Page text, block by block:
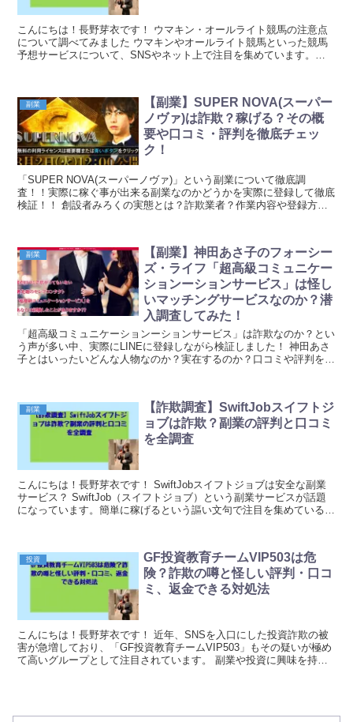
こんにちは！長野芽衣です！ ウマキン・オールライト競馬の注意点
について調べてみました ウマキンやオールライト競馬といった競馬
予想サービスについて、SNSやネット上で注目を集めています。こ
副業
【副業】SUPER NOVA(スーパー
ノヴァ)は詐欺？稼げる？その概
要や口コミ・評判を徹底チェッ
ク！
「SUPER NOVA(スーパーノヴァ)」という副業について徹底調
査！！実際に稼ぐ事が出来る副業なのかどうかを実際に登録して徹底
検証！！ 創設者みろくの実態とは？詐欺業者？作業内容や登録方法
副業
【副業】神田あさ子のフォーシー
ズ・ライフ「超高級コミュニケー
ションーションサービス」は怪し
いマッチングサービスなのか？潜
入調査してみた！
「超高級コミュニケーションーションサービス」は詐欺なのか？とい
う声が多い中、実際にLINEに登録しながら検証しました！ 神田あさ
子とはいったいどんな人物なのか？実在するのか？口コミや評判を交
副業
【詐欺調査】SwiftJobスイフトジ
ョブは詐欺？副業の評判と口コミ
を全調査
こんにちは！長野芽衣です！ SwiftJobスイフトジョブは安全な副業
サービス？ SwiftJob（スイフトジョブ）という副業サービスが話題
になっています。簡単に稼げるという謳い文句で注目を集めているよ
投資
GF投資教育チームVIP503は危
険？詐欺の噂と怪しい評判・口コ
ミ、返金できる対処法
こんにちは！長野芽衣です！ 近年、SNSを入口にした投資詐欺の被
害が急増しており、「GF投資教育チームVIP503」もその疑いが極め
て高いグループとして注目されています。 副業や投資に興味を持つ